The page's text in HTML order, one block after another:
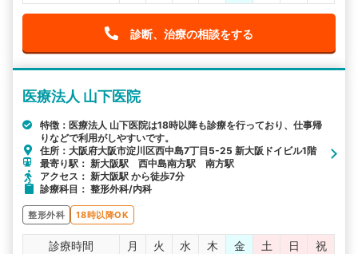
診断、治療の相談をする
医療法人 山下医院
特徴：医療法人 山下医院は18時以降も診療を行っており、仕事帰
りなどで利用がしやすいです。
住所：大阪府大阪市淀川区西中島7丁目5-25 新大阪ドイビル1階
最寄り駅： 新大阪駅 西中島南方駅 南方駅
アクセス： 新大阪駅 から徒歩7分
診療科目： 整形外科/内科
整形外科 18時以降OK
診療時間 月 火 水 木 金 土 日
祝